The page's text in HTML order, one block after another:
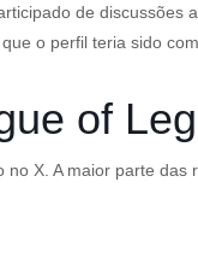
de discussões
o perfil teria sido
of
X. A maior parte